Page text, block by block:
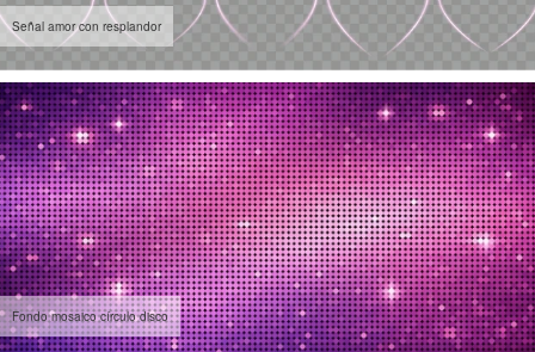
Señal amor con resplandor
Fondo mosaico círculo disco